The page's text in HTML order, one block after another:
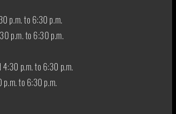
p.m. to 6:30 p.m.
p.m. to 6:30 p.m.
4:30 p.m. to 6:30 p.m.
p.m. to 6:30 p.m.